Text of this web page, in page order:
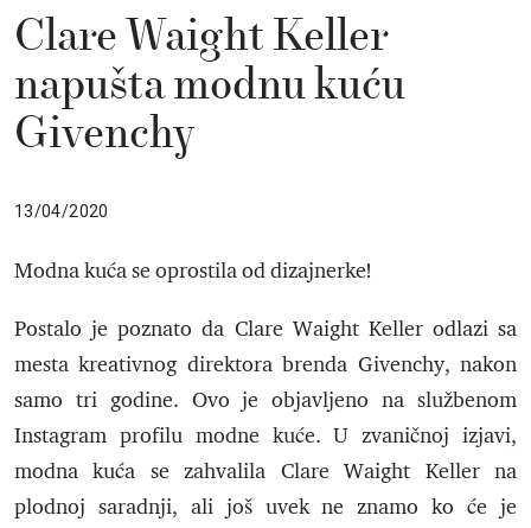
Clare Waight Keller
napušta modnu kuću
Givenchy
13/04/2020
Modna kuća se oprostila od dizajnerke!
Postalo je poznato da Clare Waight Keller odlazi sa
mesta kreativnog direktora brenda Givenchy, nakon
samo tri godine. Ovo je objavljeno na službenom
Instagram profilu modne kuće. U zvaničnoj izjavi,
modna kuća se zahvalila Clare Waight Keller na
plodnoj saradnji, ali još uvek ne znamo ko će je